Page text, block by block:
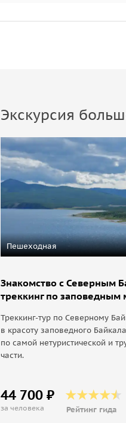
Экскурсия
Пешеходная
Знакомство с Северным
треккинг по заповедным
Треккинг-тур по Северному
в красоту заповедного
по самой нетуристической и
части.
44 700 ₽
за человека Рейтинг гида